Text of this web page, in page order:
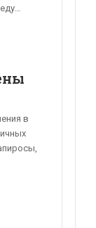
в